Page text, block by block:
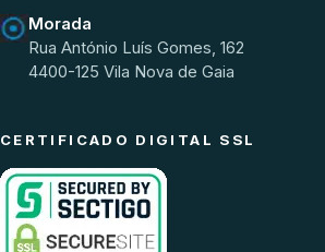
Morada
Rua António Luís Gomes, 162
4400-125 Vila Nova de Gaia
CERTIFICADO DIGITAL SSL